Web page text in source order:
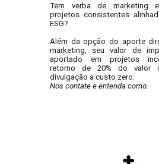
Tem verba de marketing
projetos consistentes
ESG?
Além da opção do aporte
marketing, seu valor de
aportado em projetos
retorno de 20% do valor
divulgação a custo zero.
Nos contate e entenda como.